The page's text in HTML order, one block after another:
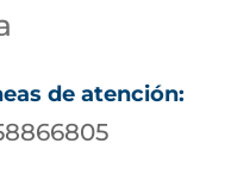
de atención: